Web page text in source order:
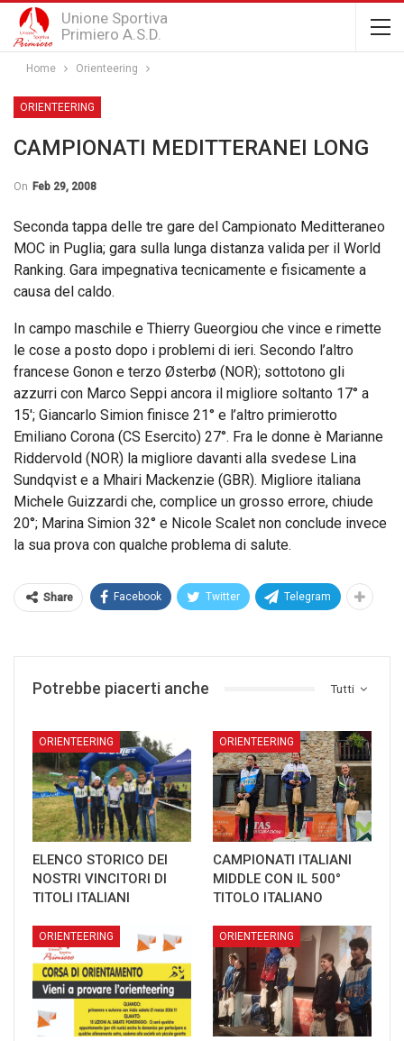
Unione Sportiva
Primiero A.S.D.
Home Orienteering
ORIENTEERING
CAMPIONATI MEDITTERANEI LONG
On Feb 29, 2008
Seconda tappa delle tre gare del Campionato Meditteraneo
MOC in Puglia; gara sulla lunga distanza valida per il World
Ranking. Gara impegnativa tecnicamente e fisicamente a
causa del caldo.
In campo maschile e Thierry Gueorgiou che vince e rimette
le cose a posto dopo i problemi di ieri. Secondo l’altro
francese Gonon e terzo Østerbø (NOR); sottotono gli
azzurri con Marco Seppi ancora il migliore soltanto 17° a
15′; Giancarlo Simion finisce 21° e l’altro primierotto
Emiliano Corona (CS Esercito) 27°. Fra le donne è Marianne
Riddervold (NOR) la migliore davanti alla svedese Lina
Sundqvist e a Mhairi Mackenzie (GBR). Migliore italiana
Michele Guizzardi che, complice un grosso errore, chiude
20°; Marina Simion 32° e Nicole Scalet non conclude invece
la sua prova con qualche problema di salute.
Share Facebook Twitter Telegram
Tutti
Potrebbe piacerti anche
ORIENTEERING
ELENCO STORICO DEI
NOSTRI VINCITORI DI
TITOLI ITALIANI
ORIENTEERING
CAMPIONATI ITALIANI
MIDDLE CON IL 500°
TITOLO ITALIANO
ORIENTEERING ORIENTEERING